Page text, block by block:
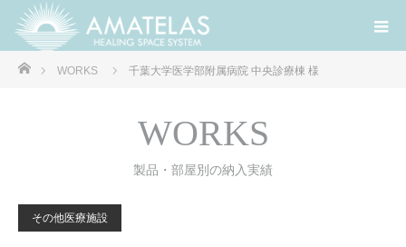
ホームWORKS 千葉大学医学部附属病院 中央診療棟 様
WORKS
製品・部屋別の納入実績
その他医療施設